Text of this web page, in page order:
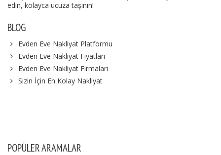
edin, kolayca ucuza taşının!
BLOG
Evden Eve Nakliyat Platformu
Evden Eve Nakliyat Fiyatları
Evden Eve Nakliyat Firmaları
Sizin İçin En Kolay Nakliyat
POPÜLER ARAMALAR